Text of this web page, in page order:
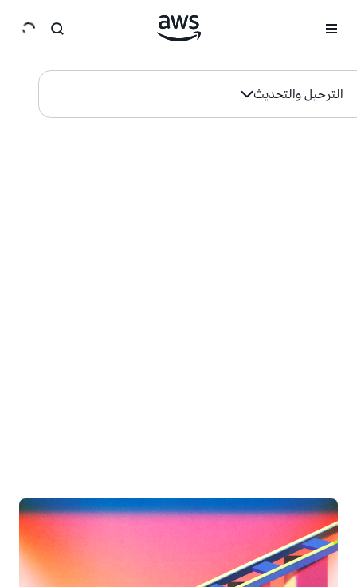
الترحيل والتحديث